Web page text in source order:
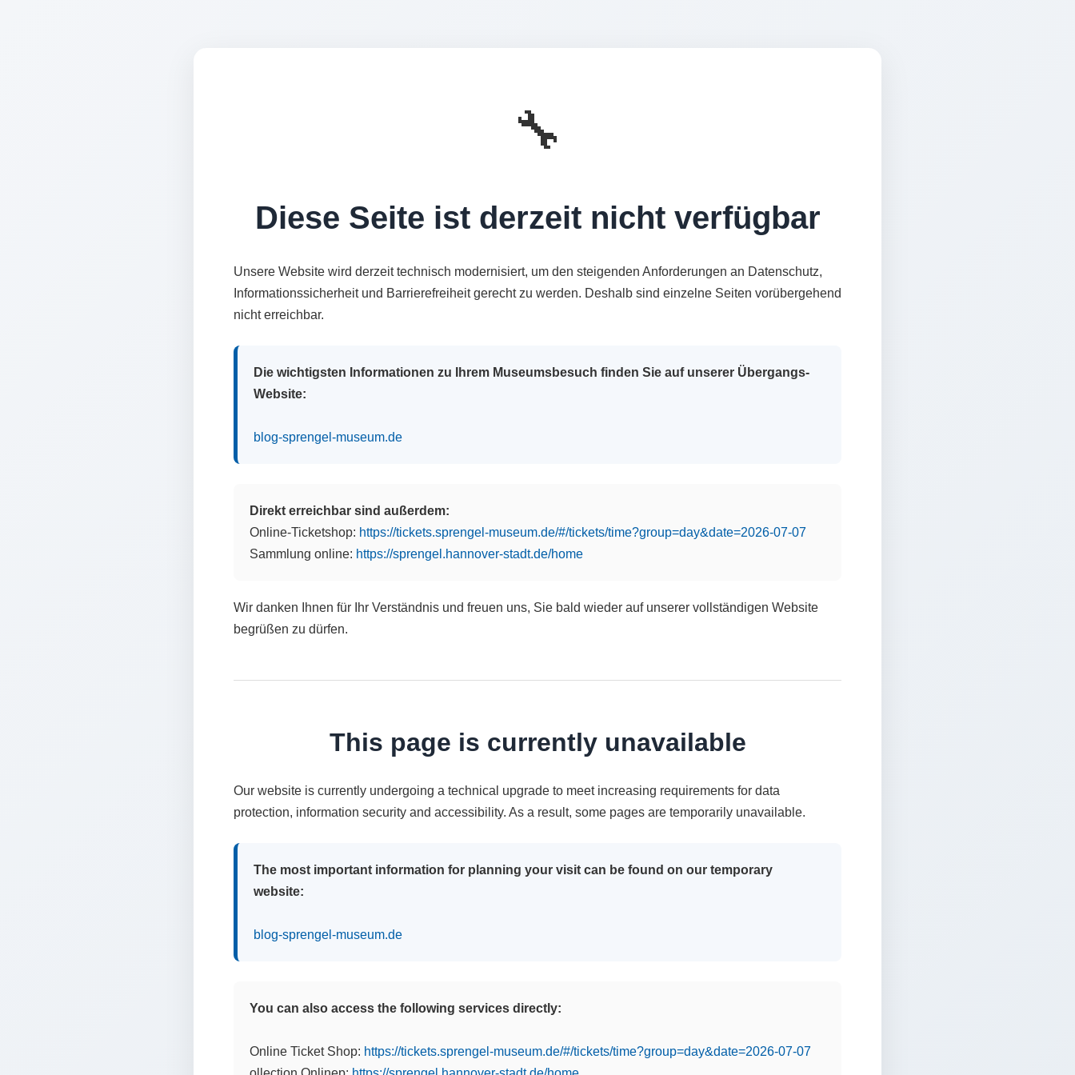
🔧
Diese Seite ist derzeit nicht verfügbar
Unsere Website wird derzeit technisch modernisiert, um den steigenden Anforderungen an Datenschutz,
Informationssicherheit und Barrierefreiheit gerecht zu werden. Deshalb sind einzelne Seiten vorübergehend
nicht erreichbar.
Die wichtigsten Informationen zu Ihrem Museumsbesuch finden Sie auf unserer Übergangs-
Website:
blog-sprengel-museum.de
Direkt erreichbar sind außerdem:
Online-Ticketshop: https://tickets.sprengel-museum.de/#/tickets/time?group=day&date=2026-07-07
Sammlung online: https://sprengel.hannover-stadt.de/home
Wir danken Ihnen für Ihr Verständnis und freuen uns, Sie bald wieder auf unserer vollständigen Website
begrüßen zu dürfen.
This page is currently unavailable
Our website is currently undergoing a technical upgrade to meet increasing requirements for data
protection, information security and accessibility. As a result, some pages are temporarily unavailable.
The most important information for planning your visit can be found on our temporary
website:
blog-sprengel-museum.de
You can also access the following services directly:
Online Ticket Shop: https://tickets.sprengel-museum.de/#/tickets/time?group=day&date=2026-07-07